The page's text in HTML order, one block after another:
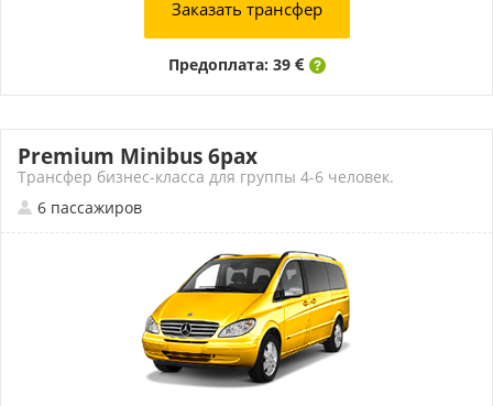
Заказать трансфер
Предоплата: 39
Premium Minibus 6pax
Трансфер бизнес-класса для группы 4-6 человек.
6 пассажиров